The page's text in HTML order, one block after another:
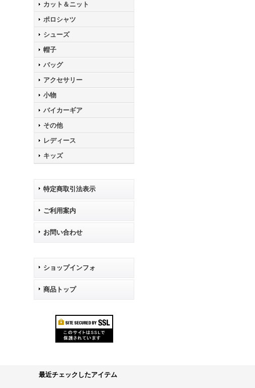
カット＆ニット
ポロシャツ
シューズ
帽子
バッグ
アクセサリー
小物
バイカーギア
その他
レディース
キッズ
特定商取引法表示
ご利用案内
お問い合わせ
ショップインフォ
商品トップ
最近チェックしたアイテム